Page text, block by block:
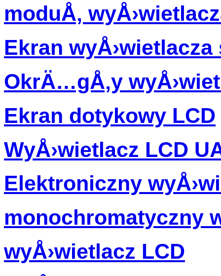
moduÅ‚
Ekran
OkrÄ…gÅ‚y
Ekran dotykowy LCD
WyÅ›wietlacz LCD
Elektroniczny
monochromatyczny
wyÅ›wietlacz LCD